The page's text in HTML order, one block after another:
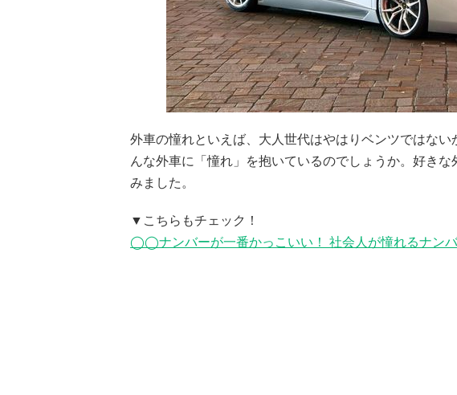
外車の憧れといえば、大人世代はやはりベンツではな
んな外車に「憧れ」を抱いているのでしょうか。好き
みました。
▼こちらもチェック！
◯◯ナンバーが一番かっこいい！ 社会人が憧れるナン